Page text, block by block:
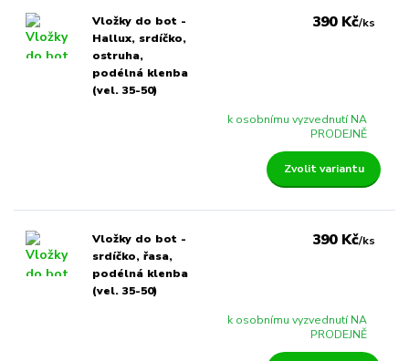
Vložky do bot -
Hallux, srdíčko,
ostruha,
podélná klenba
(vel. 35-50)
390 Kč/ks
k osobnímu vyzvednutí NA
PRODEJNĚ
Zvolit variantu
Vložky do bot -
srdíčko, řasa,
podélná klenba
(vel. 35-50)
390 Kč/ks
k osobnímu vyzvednutí NA
PRODEJNĚ